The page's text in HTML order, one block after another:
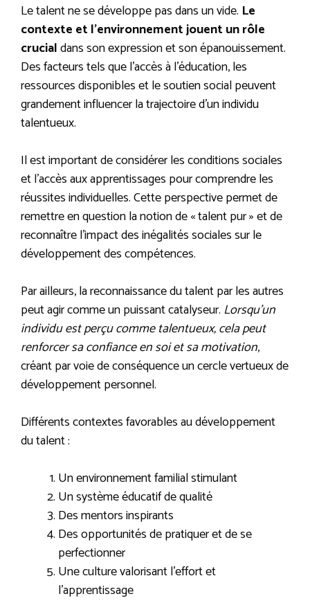
Le talent ne se développe pas dans un vide. Le
contexte et l’environnement jouent un rôle
crucialdans son expression et son épanouissement.
Des facteurs tels que l’accès à l’éducation, les
ressources disponibles et le soutien social peuvent
grandement influencer la trajectoire d’un individu
talentueux.
Il est important de considérer les conditions sociales
et l’accès aux apprentissages pour comprendre les
réussites individuelles. Cette perspective permet de
remettre en question la notion de « talent pur » et de
reconnaître l’impact des inégalités sociales sur le
développement des compétences.
Par ailleurs, la reconnaissance du talent par les autres
peut agir comme un puissant catalyseur. Lorsqu’un
individu est perçu comme talentueux, cela peut
renforcer sa confiance en soi et sa motivation,
créant par voie de conséquence un cercle vertueux de
développement personnel.
Différents contextes favorables au développement
du talent :
Un environnement familial stimulant
Un système éducatif de qualité
Des mentors inspirants
Des opportunités de pratiquer et de se
perfectionner
Une culture valorisant l’effort et
l’apprentissage